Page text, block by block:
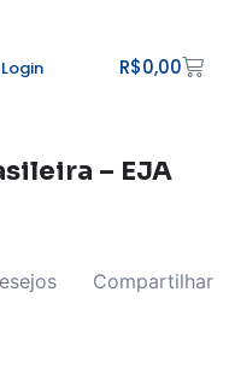
Login R$0,00
– EJA
Compartilhar